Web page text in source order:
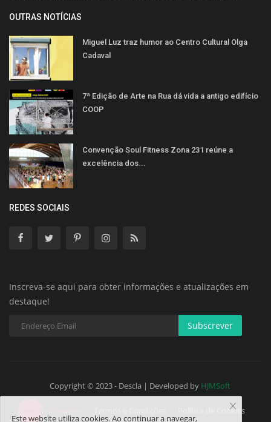
OUTRAS NOTÍCIAS
Miguel Luz traz humor ao Centro Cultural Olga
Cadaval
7ª Edição de Arte na Rua dá vida a antigo edifício
COOP
Convenção Soul Fitness Zona 231 reúne a
excelência dos...
REDES SOCIAIS
Inscreva-se aqui para obter informações e atualizações em
destaque!
Subscrever
Copyright © 2023 - Descla | Developed by HJMSoft
Política de Cookies
Este website utiliza cookies. Ao continuar a navegar,